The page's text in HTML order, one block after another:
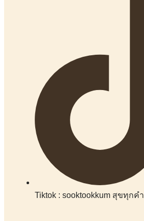
Tiktok : sooktookkum สุขทุกคำ